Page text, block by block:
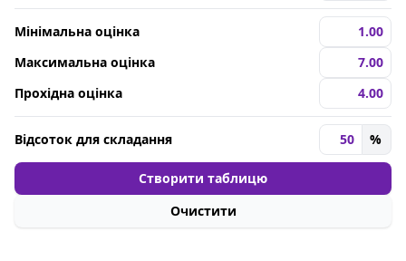
Мінімальна оцінка
Максимальна оцінка
Прохідна оцінка
Відсоток для складання %
Створити таблицю
Очистити